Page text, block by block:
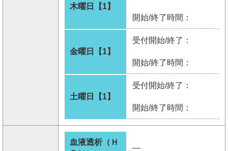
木曜日【1】
開始/終了時間：
金曜日【1】
受付開始/終了：
開始/終了時間：
土曜日【1】
受付開始/終了：
開始/終了時間：
血液透析（Ｈ
―